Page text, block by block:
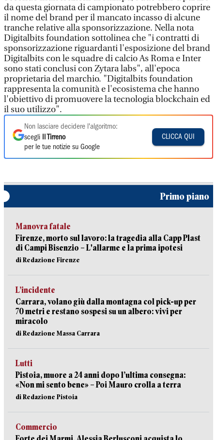
da questa giornata di campionato potrebbero coprire
il nome del brand per il mancato incasso di alcune
tranche relative alla sponsorizzazione. Nella nota
Digitalbits foundation sottolinea che "i contratti di
sponsorizzazione riguardanti l'esposizione del brand
Digitalbits con le squadre di calcio As Roma e Inter
sono stati conclusi con Zytara labs", all'epoca
proprietaria del marchio. "Digitalbits foundation
rappresenta la comunità e l'ecosistema che hanno
l'obiettivo di promuovere la tecnologia blockchain ed
il suo utilizzo".
Non lasciare decidere l'algoritmo:
scegli
Il Tirreno
per le tue notizie su Google
CLICCA QUI
Primo piano
Manovra fatale
Firenze, morto sul lavoro: la tragedia alla Capp Plast
di Campi Bisenzio – L'allarme e la prima ipotesi
di Redazione Firenze
L’incidente
Carrara, volano giù dalla montagna col pick-up per
70 metri e restano sospesi su un albero: vivi per
miracolo
di Redazione Massa Carrara
Lutti
Pistoia, muore a 24 anni dopo l’ultima consegna:
«Non mi sento bene» – Poi Mauro crolla a terra
di Redazione Pistoia
Commercio